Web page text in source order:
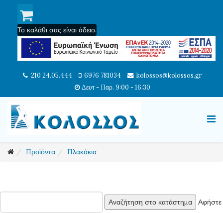
Το καλάθι σας είναι άδειο.
210 24.05.444 6976 781034
kolossos@kolossos.gr
Δευτ - Παρ. 9:00 - 16:30
Προϊόντα Πλακάκια
Αφήστε